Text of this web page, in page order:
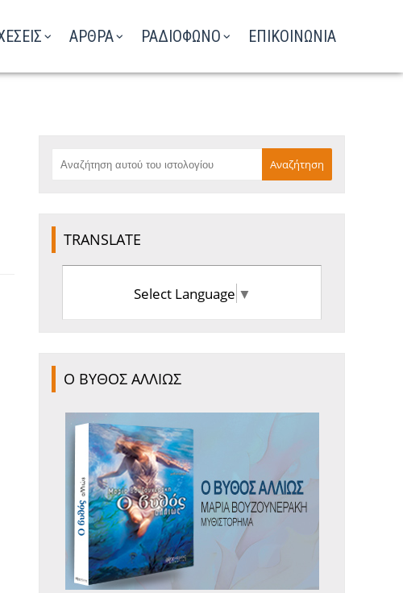
ΑΡΘΡΑ ΡΑΔΙΟΦΩΝΟ ΕΠΙΚΟΙΝΩΝΙΑ
TRANSLATE
Select Language ▼
Ο ΒΥΘΟΣ ΑΛΛΙΩΣ